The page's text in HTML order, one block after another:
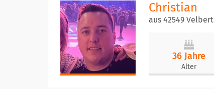
Christian
aus 42549 Velbert
36 Jahre
Alter